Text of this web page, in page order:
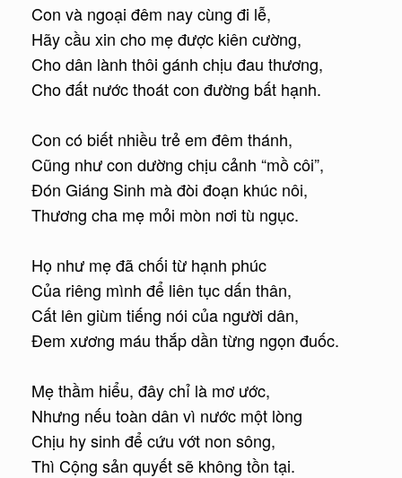
Con và ngoại đêm nay cùng đi lễ,
Hãy cầu xin cho mẹ được kiên cường,
Cho dân lành thôi gánh chịu đau thương,
Cho đất nước thoát con đường bất hạnh.
Con có biết nhiều trẻ em đêm thánh,
Cũng như con dường chịu cảnh “mồ côi”,
Đón Giáng Sinh mà đòi đoạn khúc nôi,
Thương cha mẹ mỏi mòn nơi tù ngục.
Họ như mẹ đã chối từ hạnh phúc
Của riêng mình để liên tục dấn thân,
Cất lên giùm tiếng nói của người dân,
Đem xương máu thắp dần từng ngọn đuốc.
Mẹ thầm hiểu, đây chỉ là mơ ước,
Nhưng nếu toàn dân vì nước một lòng
Chịu hy sinh để cứu vớt non sông,
Thì Cộng sản quyết sẽ không tồn tại.